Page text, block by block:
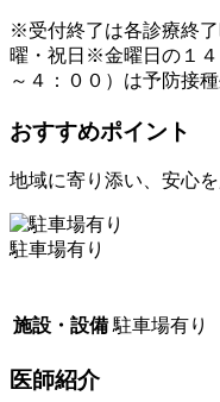
※受付終了は各診療終
曜・祝日※金曜日の１
～４：００）は予防接
おすすめポイント
地域に寄り添い、安心
駐車場有り
施設・設備 駐車場有り
医師紹介